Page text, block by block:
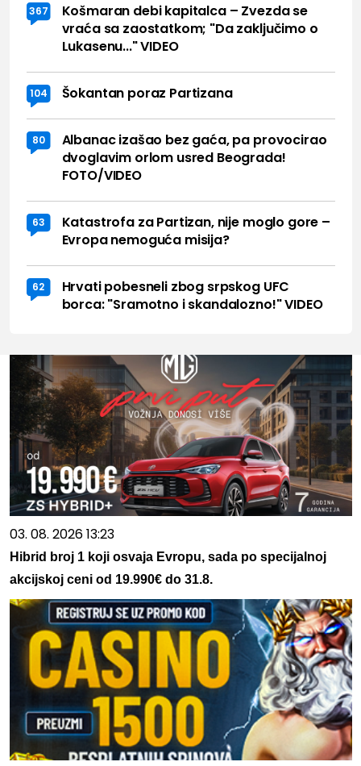
367
Košmaran debi kapitalca – Zvezda se
vraća sa zaostatkom; "Da zaključimo o
Lukasenu..." VIDEO
104 Šokantan poraz Partizana
80
Albanac izašao bez gaća, pa provocirao
dvoglavim orlom usred Beograda!
FOTO/VIDEO
63
Katastrofa za Partizan, nije moglo gore –
Evropa nemoguća misija?
62
Hrvati pobesneli zbog srpskog UFC
borca: "Sramotno i skandalozno!" VIDEO
03. 08. 2026 13:23
Hibrid broj 1 koji osvaja Evropu, sada po specijalnoj
akcijskoj ceni od 19.990€ do 31.8.